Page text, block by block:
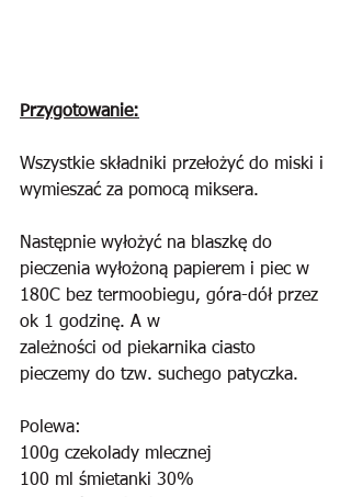
Przygotowanie:
Wszystkie składniki przełożyć do miski i
wymieszać za pomocą miksera.
Następnie wyłożyć na blaszkę do
pieczenia wyłożoną papierem i piec w
180C bez termoobiegu, góra-dół przez
ok 1 godzinę. A w
zależności od piekarnika ciasto
pieczemy do tzw. suchego patyczka.
Polewa:
100g czekolady mlecznej
100 ml śmietanki 30%